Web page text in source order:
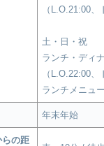
（L.O.21:00、
土・日・祝
ランチ・ディ
（L.O.22:00、
ランチメニュ
年末年始
らの距